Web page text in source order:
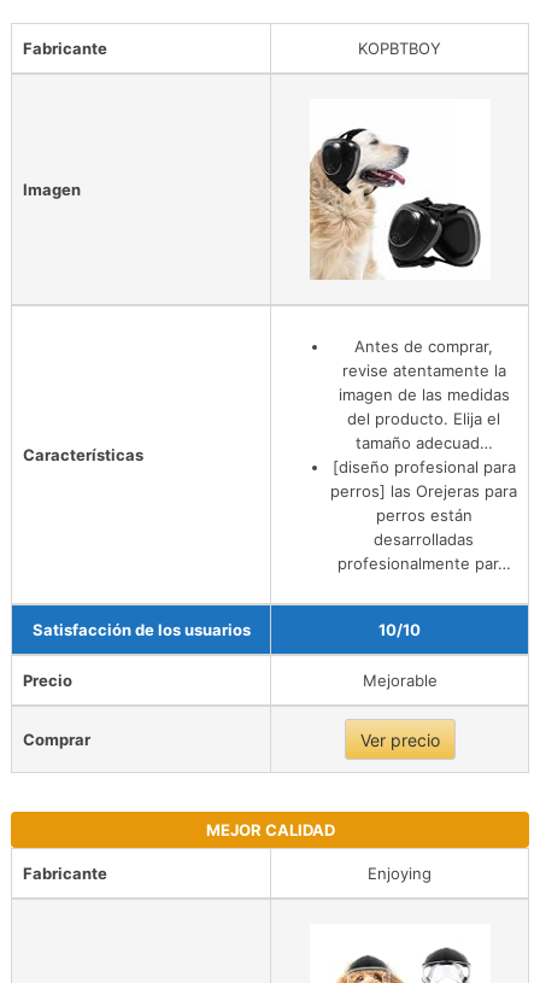
Fabricante KOPBTBOY
Imagen
Características
Antes de comprar,
revise atentamente la
imagen de las medidas
del producto. Elija el
tamaño adecuad…
[diseño profesional para
perros] las Orejeras para
perros están
desarrolladas
profesionalmente par…
Satisfacción de los usuarios 10/10
Precio Mejorable
Comprar Ver precio
MEJOR CALIDAD
Fabricante Enjoying